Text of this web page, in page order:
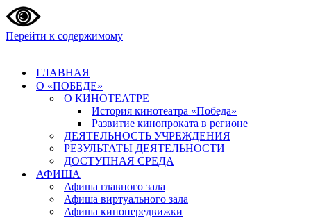
Перейти к содержимому
ГЛАВНАЯ
О «ПОБЕДЕ»
О КИНОТЕАТРЕ
История кинотеатра «Победа»
Развитие кинопроката в регионе
ДЕЯТЕЛЬНОСТЬ УЧРЕЖДЕНИЯ
РЕЗУЛЬТАТЫ ДЕЯТЕЛЬНОСТИ
ДОСТУПНАЯ СРЕДА
АФИША
Афиша главного зала
Афиша виртуального зала
Афиша кинопередвижки